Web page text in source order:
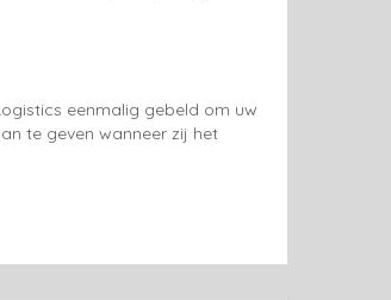
eenmalig gebeld om uw
te geven wanneer zij het